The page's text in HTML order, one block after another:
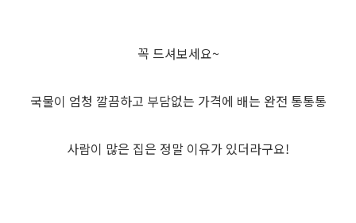
꼭 드셔보세요~
국물이 엄청 깔끔하고 부담없는 가격에 배는 완전 통통통
사람이 많은 집은 정말 이유가 있더라구요!